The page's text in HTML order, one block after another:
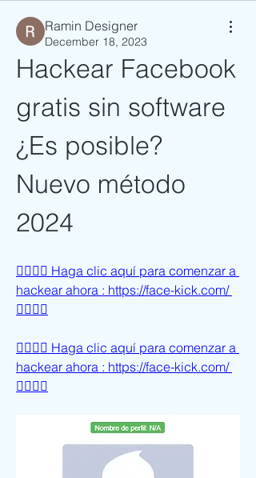
Ramin Designer
December 18, 2023
Hackear Facebook
gratis sin software
¿Es posible?
Nuevo método
2024
👉🏻👉🏻 Haga clic aquí para comenzar a
hackear ahora : https://face-kick.com/
👈🏻👈🏻
👉🏻👉🏻 Haga clic aquí para comenzar a
hackear ahora : https://face-kick.com/
👈🏻👈🏻